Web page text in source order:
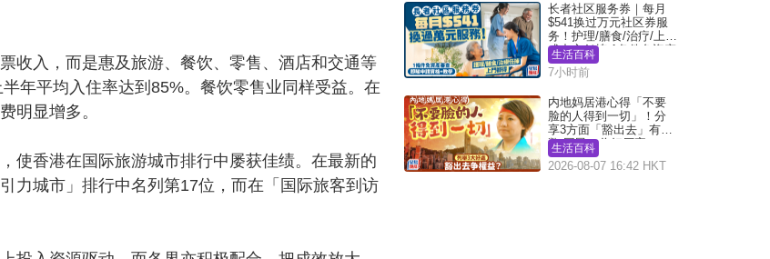
入，而是惠及旅游、餐饮、零售、酒店和交通等
年平均入住率达到85%。餐饮零售业同样受益。在
明显增多。
香港在国际旅游城市排行中屡获佳绩。在最新的
力城市」排行中名列第17位，而在「国际旅客到访
长者社区服务券｜每月
$541换过万元社区券服
务！护理/膳食/治疗/上门
或中心任拣 1条件免资产
审查（附申请资格及教
学）
生活百科
7小时前
内地妈居港心得「不要
脸的人得到一切」！分
享3方面「豁出去」有著
数 网民：你好厉害
生活百科
2026-08-07 16:42 HKT